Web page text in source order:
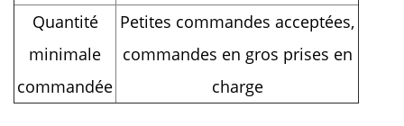
Quantité
minimale
commandée
Petites commandes acceptées,
commandes en gros prises en
charge